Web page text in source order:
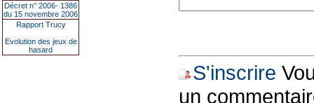
Décret n° 2006- 1386
du 15 novembre 2006
Rapport Trucy
Evolution des jeux de
hasard
S'inscrire
un